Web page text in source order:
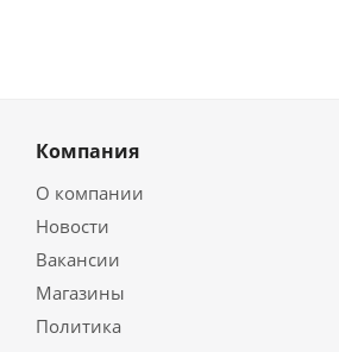
Компания
О компании
Новости
Вакансии
Магазины
Политика